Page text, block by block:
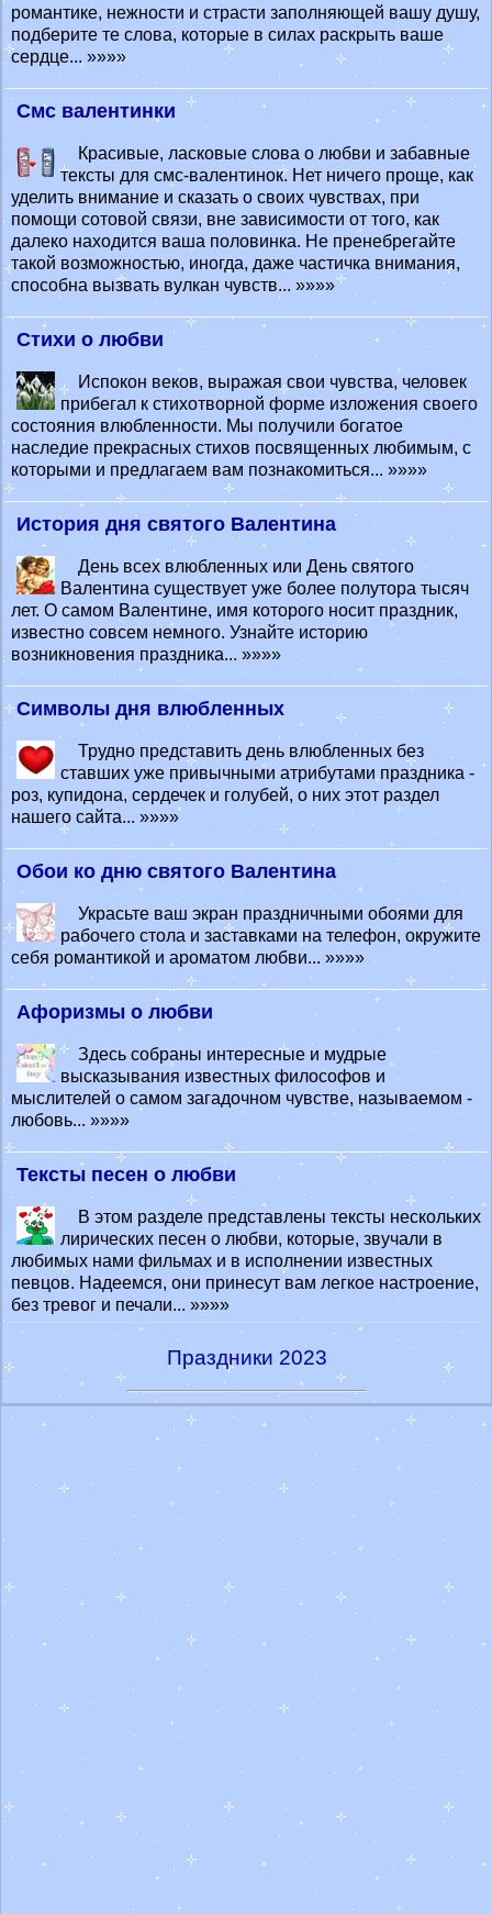
романтике, нежности и страсти заполняющей вашу душу,
подберите те слова, которые в силах раскрыть ваше
сердце... »»»»
Смс валентинки
Красивые, ласковые слова о любви и забавные
тексты для смс-валентинок. Нет ничего проще, как
уделить внимание и сказать о своих чувствах, при
помощи сотовой связи, вне зависимости от того, как
далеко находится ваша половинка. Не пренебрегайте
такой возможностью, иногда, даже частичка внимания,
способна вызвать вулкан чувств... »»»»
Стихи о любви
Испокон веков, выражая свои чувства, человек
прибегал к стихотворной форме изложения своего
состояния влюбленности. Мы получили богатое
наследие прекрасных стихов посвященных любимым, с
которыми и предлагаем вам познакомиться... »»»»
История дня святого Валентина
День всех влюбленных или День святого
Валентина существует уже более полутора тысяч
лет. О самом Валентине, имя которого носит праздник,
известно совсем немного. Узнайте историю
возникновения праздника... »»»»
Символы дня влюбленных
Трудно представить день влюбленных без
ставших уже привычными атрибутами праздника -
роз, купидона, сердечек и голубей, о них этот раздел
нашего сайта... »»»»
Обои ко дню святого Валентина
Украсьте ваш экран праздничными обоями для
рабочего стола и заставками на телефон, окружите
себя романтикой и ароматом любви... »»»»
Афоризмы о любви
Здесь собраны интересные и мудрые
высказывания известных философов и
мыслителей о самом загадочном чувстве, называемом -
любовь... »»»»
Тексты песен о любви
В этом разделе представлены тексты нескольких
лирических песен о любви, которые, звучали в
любимых нами фильмах и в исполнении известных
певцов. Надеемся, они принесут вам легкое настроение,
без тревог и печали... »»»»
Праздники 2023